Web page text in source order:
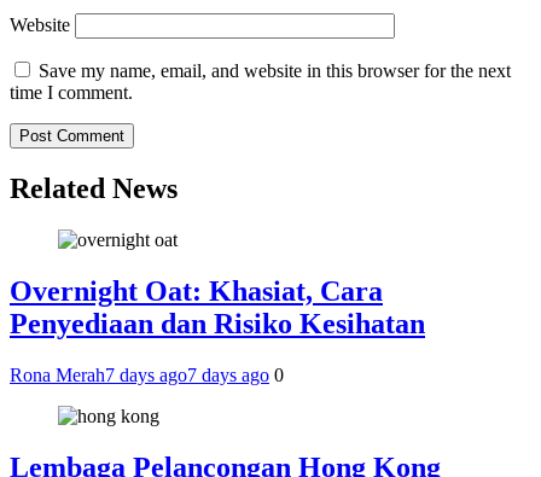
Website
Save my name, email, and website in this browser for the next
time I comment.
Related News
Overnight Oat: Khasiat, Cara
Penyediaan dan Risiko Kesihatan
Rona Merah7 days ago7 days ago 0
Lembaga Pelancongan Hong Kong